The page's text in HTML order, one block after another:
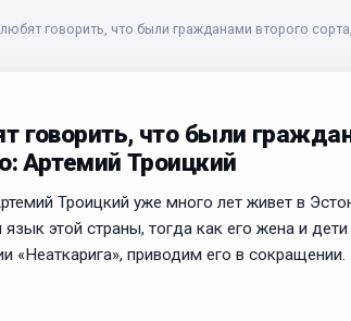
говорить, что были гражданами второго
говорить, что были
Артемий Троицкий
Троицкий уже много лет живет в
этой страны, тогда как его жена и
«Неаткарига», приводим его в сокращении.